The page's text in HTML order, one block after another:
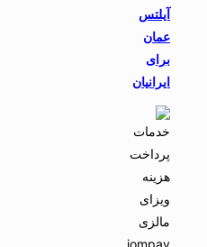
آیلتس
عمان
برای
ایرانیان